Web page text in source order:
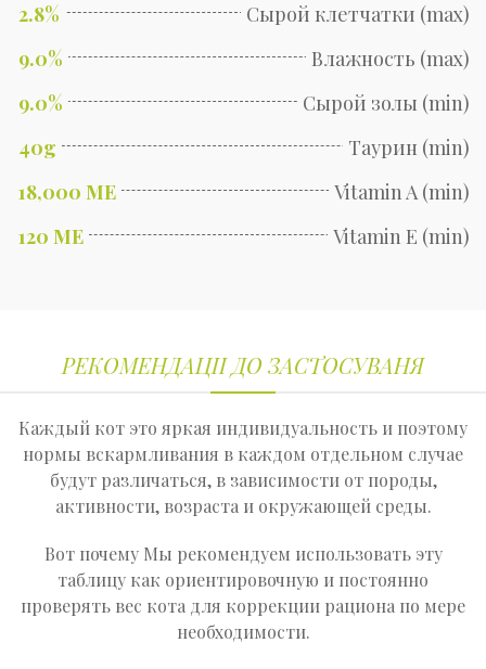
2.8%
Сырой клетчатки (max)
9.0%
Влажность (max)
9.0%
Сырой золы (min)
40g
Таурин (min)
18,000 ME
Vitamin A (min)
120 ME
Vitamin E (min)
РЕКОМЕНДАЦІІ ДО ЗАСТОСУВАНЯ
Каждый кот это яркая индивидуальность и поэтому
нормы вскармливания в каждом отдельном случае
будут различаться, в зависимости от породы,
активности, возраста и окружающей среды.
Вот почему Мы рекомендуем использовать эту
таблицу как ориентировочную и постоянно
проверять вес кота для коррекции рациона по мере
необходимости.